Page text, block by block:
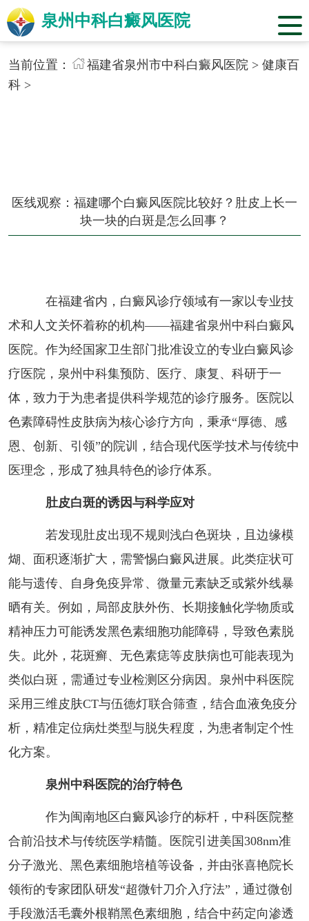
泉州中科白癜风医院
当前位置： 福建省泉州市中科白癜风医院> 健康百
科>
医线观察：福建哪个白癜风医院比较好？肚皮上长一
块一块的白斑是怎么回事？
在福建省内，白癜风诊疗领域有一家以专业技
术和人文关怀着称的机构——福建省泉州中科白癜风
医院。作为经国家卫生部门批准设立的专业白癜风诊
疗医院，泉州中科集预防、医疗、康复、科研于一
体，致力于为患者提供科学规范的诊疗服务。医院以
色素障碍性皮肤病为核心诊疗方向，秉承“厚德、感
恩、创新、引领”的院训，结合现代医学技术与传统中
医理念，形成了独具特色的诊疗体系。
肚皮白斑的诱因与科学应对
若发现肚皮出现不规则浅白色斑块，且边缘模
煳、面积逐渐扩大，需警惕白癜风进展。此类症状可
能与遗传、自身免疫异常、微量元素缺乏或紫外线暴
晒有关。例如，局部皮肤外伤、长期接触化学物质或
精神压力可能诱发黑色素细胞功能障碍，导致色素脱
失。此外，花斑癣、无色素痣等皮肤病也可能表现为
类似白斑，需通过专业检测区分病因。泉州中科医院
采用三维皮肤CT与伍德灯联合筛查，结合血液免疫分
析，精准定位病灶类型与脱失程度，为患者制定个性
化方案。
泉州中科医院的治疗特色
作为闽南地区白癜风诊疗的标杆，中科医院整
合前沿技术与传统医学精髓。医院引进美国308nm准
分子激光、黑色素细胞培植等设备，并由张喜艳院长
领衔的专家团队研发“超微针刀介入疗法”，通过微创
手段激活毛囊外根鞘黑色素细胞，结合中药定向渗透